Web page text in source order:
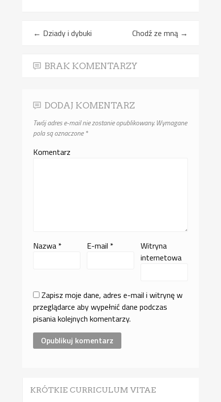
← Dziady i dybuki Chodź ze mną →
BRAK KOMENTARZY
DODAJ KOMENTARZ
Twój adres e-mail nie zostanie opublikowany.Wymagane
pola są oznaczone*
Komentarz
Nazwa * E-mail *
Witryna
internetowa
Zapisz moje dane, adres e-mail i witrynę w
przeglądarce aby wypełnić dane podczas
pisania kolejnych komentarzy.
KRÓTKIE CURRICULUM VITAE